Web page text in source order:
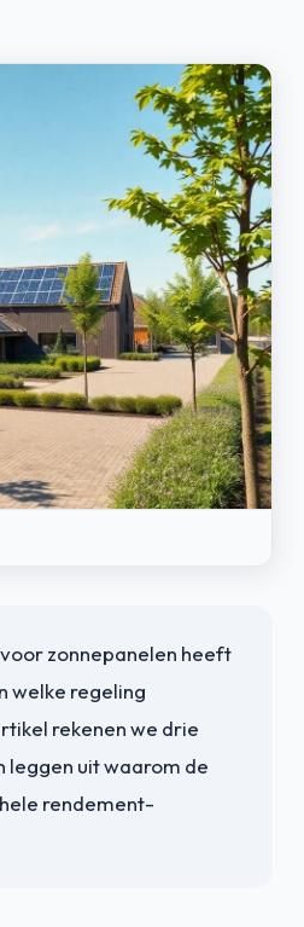
zonnepanelen heeft
welke regeling
rekenen we drie
uit waarom de
rendement-